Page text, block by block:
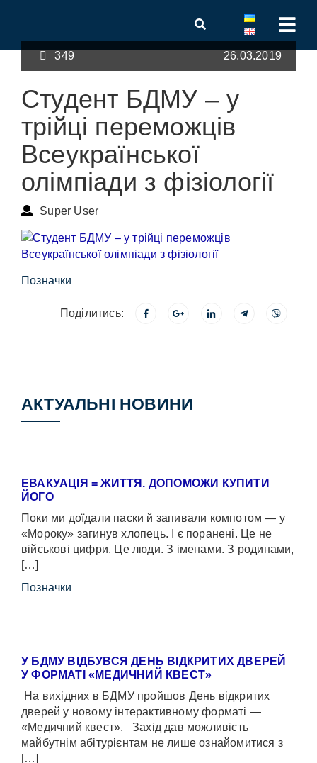
349 26.03.2019
Студент БДМУ – у
трійці переможців
Всеукраїнської
олімпіади з фізіології
Super User
Позначки
Поділитись:
АКТУАЛЬНІ НОВИНИ
ЕВАКУАЦІЯ = ЖИТТЯ. ДОПОМОЖИ КУПИТИ
ЙОГО
Поки ми доїдали паски й запивали компотом — у
«Мороку» загинув хлопець. І є поранені. Це не
військові цифри. Це люди. З іменами. З родинами,
[…]
Позначки
У БДМУ ВІДБУВСЯ ДЕНЬ ВІДКРИТИХ ДВЕРЕЙ
У ФОРМАТІ «МЕДИЧНИЙ КВЕСТ»
На вихідних в БДМУ пройшов День відкритих
дверей у новому інтерактивному форматі —
«Медичний квест». Захід дав можливість
майбутнім абітурієнтам не лише ознайомитися з
[…]